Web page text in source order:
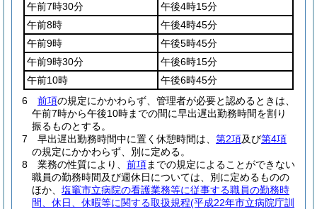
午前7時30分
午後4時15分
午前8時
午後4時45分
午前9時
午後5時45分
午前9時30分
午後6時15分
午前10時
午後6時45分
6
前項の規定にかかわらず、管理者が必要と認めるときは、
午前7時から午後10時までの間に早出遅出勤務時間を割り
振るものとする。
7
早出遅出勤務時間中に置く休憩時間は、 第2項及び第4項
の規定にかかわらず、別に定める。
8
業務の性質により、 前項までの規定によることができない
職員の勤務時間及び週休日については、別に定めるものの
ほか、 塩竈市立病院の看護業務等に従事する職員の勤務時
間、休日、休暇等に関する取扱規程(平成22年市立病院庁訓